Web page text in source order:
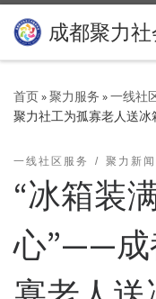
Skip to content
成都聚力
首页»聚力服务 »一线社
聚力社工为孤寡老人送冰
一线社区服务 聚力新闻
“冰箱装
心”——成